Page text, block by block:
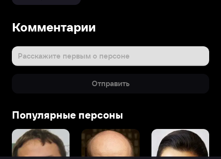
Комментарии
Расскажите первым о персоне
Отправить
Популярные персоны